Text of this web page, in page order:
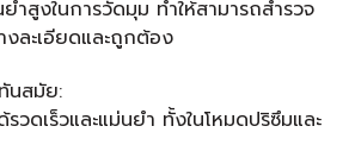
ำสูงในการวัดมุม ทำให้สามารถสำรวจ
ละเอียดและถูกต้อง
นสมัย:
รวดเร็วและแม่นยำ ทั้งในโหมดปริซึมและ